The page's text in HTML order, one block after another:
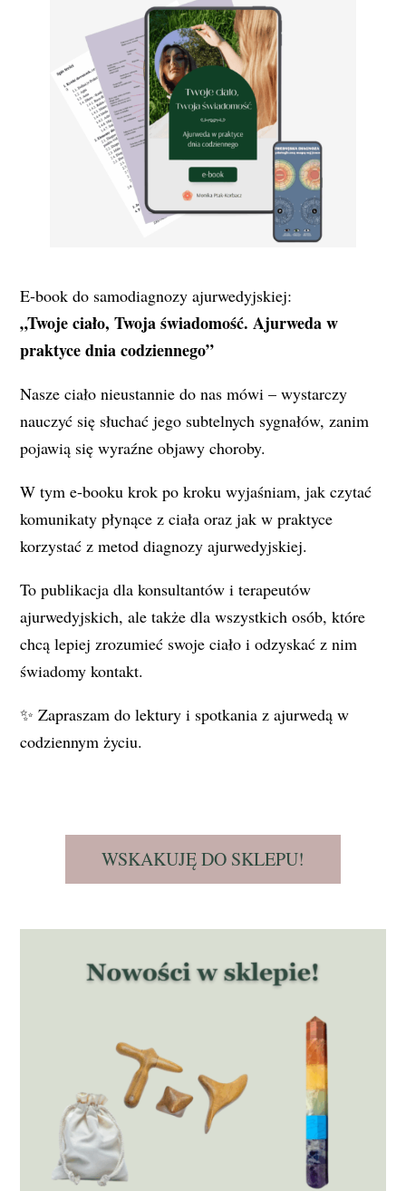
E-book do samodiagnozy ajurwedyjskiej:
„Twoje ciało, Twoja świadomość. Ajurweda w
praktyce dnia codziennego”
Nasze ciało nieustannie do nas mówi – wystarczy
nauczyć się słuchać jego subtelnych sygnałów, zanim
pojawią się wyraźne objawy choroby.
W tym e-booku krok po kroku wyjaśniam, jak czytać
komunikaty płynące z ciała oraz jak w praktyce
korzystać z metod diagnozy ajurwedyjskiej.
To publikacja dla konsultantów i terapeutów
ajurwedyjskich, ale także dla wszystkich osób, które
chcą lepiej zrozumieć swoje ciało i odzyskać z nim
świadomy kontakt.
✨ Zapraszam do lektury i spotkania z ajurwedą w
codziennym życiu.
WSKAKUJĘ DO SKLEPU!